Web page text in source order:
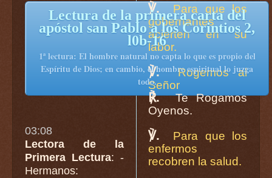
Lectura de la primera carta del
apóstol san Pablo a los Corintios 2,
l0b-16
1ª lectura: El hombre natural no capta lo que es propio del
Espíritu de Dios; en cambio, el hombre espiritual lo juzga
todo.
03:08
Lectora de la
Primera Lectura: -
Hermanos:
℣.
Para que los
gobernantes
acierten en su
labor.
℣.
Rogemos al
Señor
℟.
Te Rogamos
Oyenos.
℣.
Para que los
enfermos
recobren la salud.